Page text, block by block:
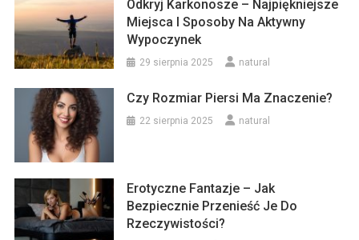
Odkryj Karkonosze – Najpiękniejsze
Miejsca I Sposoby Na Aktywny
Wypoczynek
29 sierpnia 2025 natural
Czy Rozmiar Piersi Ma Znaczenie?
22 sierpnia 2025 natural
Erotyczne Fantazje – Jak
Bezpiecznie Przenieść Je Do
Rzeczywistości?